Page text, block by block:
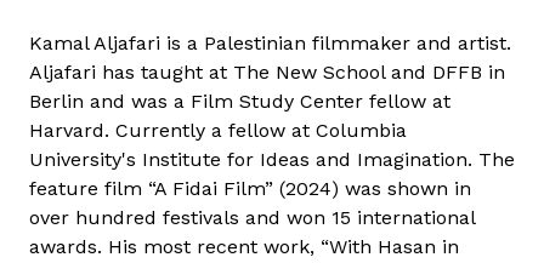
Kamal Aljafari is a Palestinian filmmaker and artist.
Aljafari has taught at The New School and DFFB in
Berlin and was a Film Study Center fellow at
Harvard. Currently a fellow at Columbia
University's Institute for Ideas and Imagination. The
feature film “A Fidai Film” (2024) was shown in
over hundred festivals and won 15 international
awards. His most recent work, “With Hasan in